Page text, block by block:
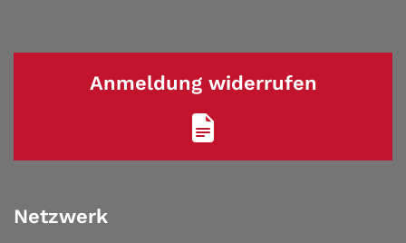
Anmeldung widerrufen
Netzwerk